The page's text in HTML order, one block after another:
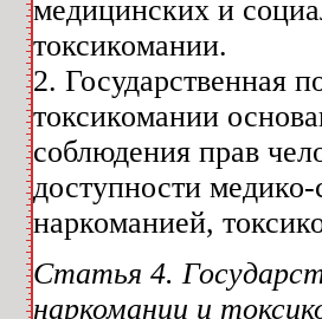
медицинских и
токсикомании.
2. Государственная
токсикомании
соблюдения прав
доступности
наркоманией,
Статья 4.
наркомании и